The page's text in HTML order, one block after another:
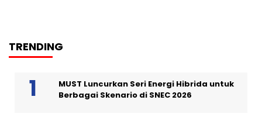
TRENDING
MUST Luncurkan Seri Energi Hibrida untuk
Berbagai Skenario di SNEC 2026